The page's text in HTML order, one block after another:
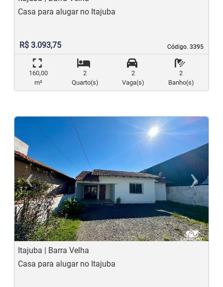
Código. 3395
Código. 3395
Casa para alugar no Itajuba
R$ 3.093,75
160,00
m²
2
Quarto(s)
2
Vaga(s)
2
Banho(s)
‹
Previous
›
Itajuba | Barra Velha
Casa para alugar no Itajuba